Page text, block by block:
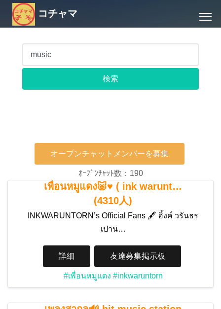
コチャマ
オープンチャットメンバーを募集
ｵｰﾌﾟﾝﾁｬｯﾄ数：190
เพื่อนหมูแดง🐷♥️ ( ink warunt…
(4310人)
INKWARUNTORN’s Official Fans 🖋️ อิ้งค์ วรันธร
เปาน…
詳細 友達募集掲示板
#เพื่อนหมูแดง #inkwaruntorn